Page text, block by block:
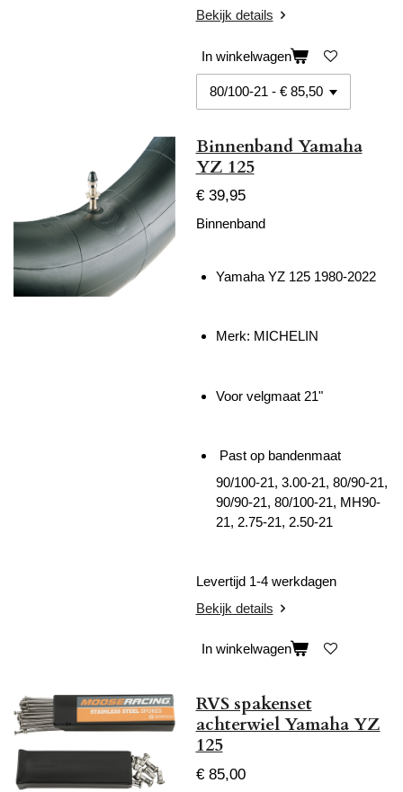
Bekijk details
In winkelwagen
Binnenband Yamaha
YZ 125
€ 39,95
Binnenband
Yamaha YZ 125 1980-2022
Merk: MICHELIN
Voor velgmaat 21"
Past op bandenmaat
90/100-21, 3.00-21, 80/90-21,
90/90-21, 80/100-21, MH90-
21, 2.75-21, 2.50-21
Levertijd 1-4 werkdagen
Bekijk details
In winkelwagen
RVS spakenset
achterwiel Yamaha YZ
125
€ 85,00